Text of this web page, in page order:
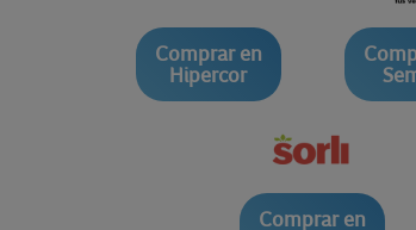
Comprar en
Hipercor
Comprar en